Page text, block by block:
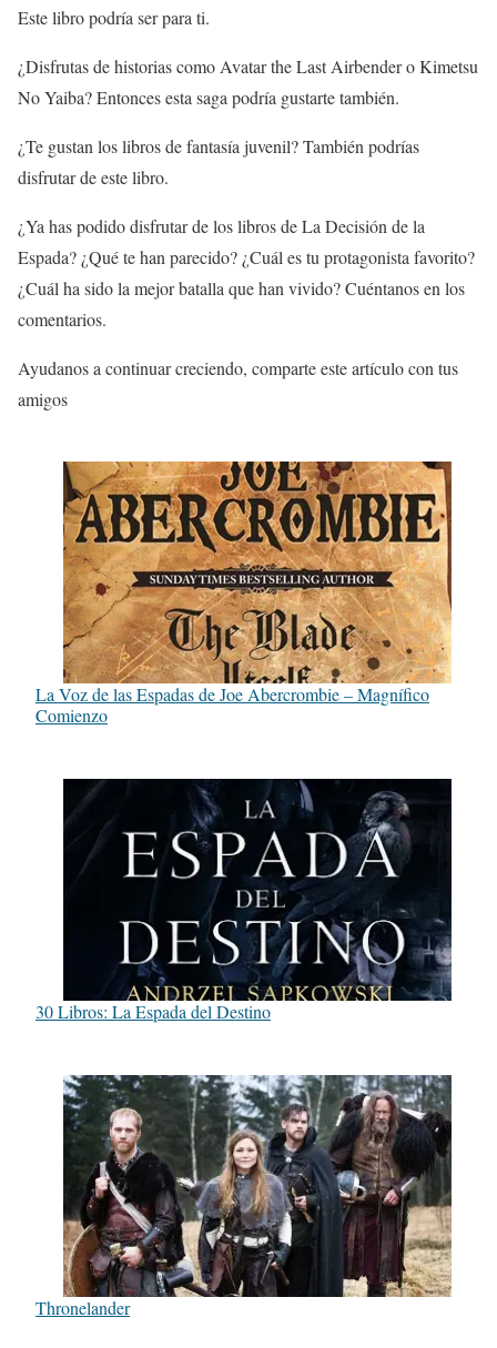
Este libro podría ser para ti.
¿Disfrutas de historias como Avatar the Last Airbender o Kimetsu
No Yaiba? Entonces esta saga podría gustarte también.
¿Te gustan los libros de fantasía juvenil? También podrías
disfrutar de este libro.
¿Ya has podido disfrutar de los libros de La Decisión de la
Espada? ¿Qué te han parecido? ¿Cuál es tu protagonista favorito?
¿Cuál ha sido la mejor batalla que han vivido? Cuéntanos en los
comentarios.
Ayudanos a continuar creciendo, comparte este artículo con tus
amigos
La Voz de las Espadas de Joe Abercrombie – Magnífico
Comienzo
30 Libros: La Espada del Destino
Thronelander